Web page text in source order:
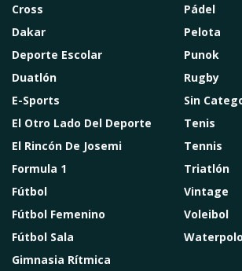
Cross
Dakar
Deporte Escolar
Duatlón
E-Sports
El Otro Lado Del Deporte
El Rincón De Josemi
Formula 1
Fútbol
Fútbol Femenino
Fútbol Sala
Gimnasia Rítmica
Pádel
Pelota
Punok
Rugby
Sin
Tenis
Tennis
Triatlón
Vintage
Voleibol
Waterpolo